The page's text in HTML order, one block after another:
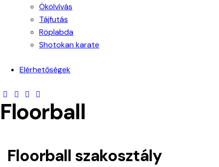
Ökölvívás
Tájfutás
Röplabda
Shotokan karate
Elérhetőségek
Floorball
Floorball szakosztály